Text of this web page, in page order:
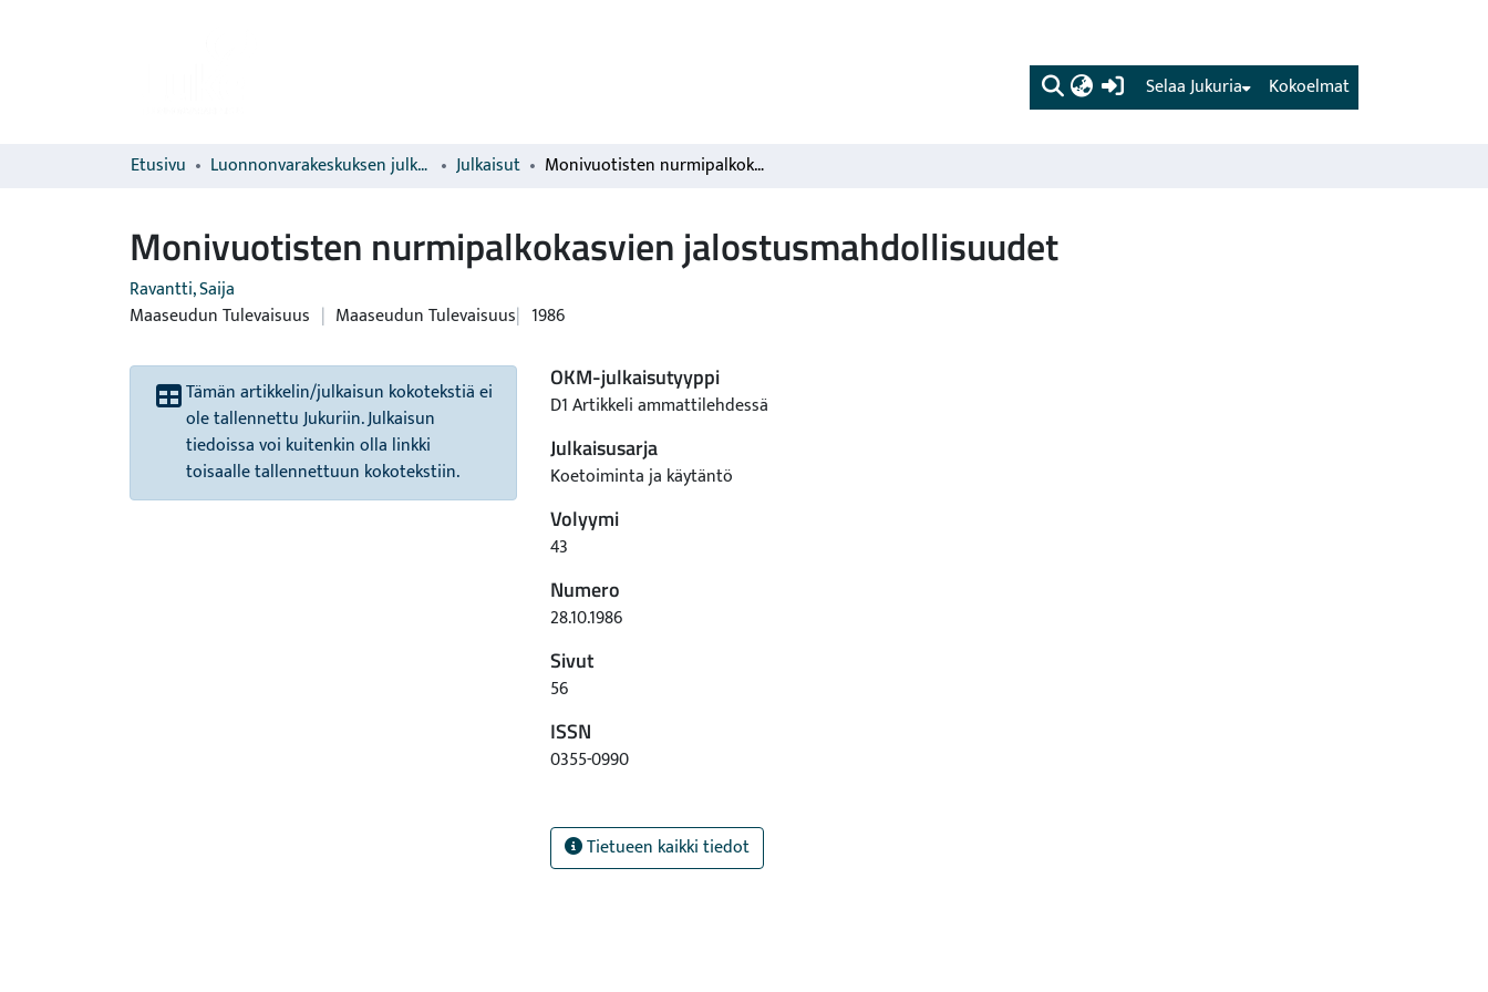
(current) Kokoelmat
Selaa Jukuria
Etusivu Luonnonvarakeskuksen julkaisut Julkaisut Monivuotisten nurmipalkokasvien jalostusmahdollisuudet
Monivuotisten nurmipalkokasvien jalostusmahdollisuudet
Ravantti, Saija
Maaseudun Tulevaisuus | Maaseudun Tulevaisuus 1986
Tämän artikkelin/julkaisun kokotekstiä ei
ole tallennettu Jukuriin. Julkaisun
tiedoissa voi kuitenkin olla linkki
toisaalle tallennettuun kokotekstiin.
OKM-julkaisutyyppi
D1 Artikkeli ammattilehdessä
Julkaisusarja
Koetoiminta ja käytäntö
Volyymi
43
Numero
28.10.1986
Sivut
56
ISSN
0355-0990
Tietueen kaikki tiedot